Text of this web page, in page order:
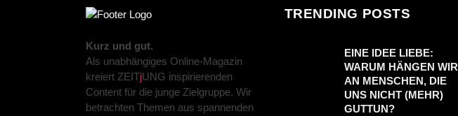
Kurz und gut.
Als unabhängiges Online-Magazin
kreiert ZEITjUNG inspirierenden
Content für die junge Zielgruppe. Wir
betrachten Themen aus spannenden
TRENDING POSTS
EINE IDEE LIEBE:
WARUM HÄNGEN WIR
AN MENSCHEN, DIE
UNS NICHT (MEHR)
GUTTUN?